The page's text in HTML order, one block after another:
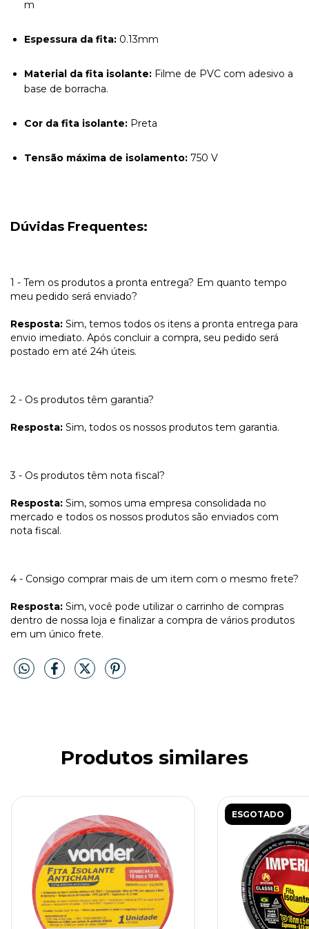
m
Espessura da fita: 0.13mm
Material da fita isolante: Filme de PVC com adesivo a
base de borracha.
Cor da fita isolante: Preta
Tensão máxima de isolamento: 750 V
Dúvidas Frequentes:
1 - Tem os produtos a pronta entrega? Em quanto tempo
meu pedido será enviado?
Resposta: Sim, temos todos os itens a pronta entrega para
envio imediato. Após concluir a compra, seu pedido será
postado em até 24h úteis.
2 - Os produtos têm garantia?
Resposta: Sim, todos os nossos produtos tem garantia.
3 - Os produtos têm nota fiscal?
Resposta: Sim, somos uma empresa consolidada no
mercado e todos os nossos produtos são enviados com
nota fiscal.
4 - Consigo comprar mais de um item com o mesmo frete?
Resposta: Sim, você pode utilizar o carrinho de compras
dentro de nossa loja e finalizar a compra de vários produtos
em um único frete.
Produtos similares
ESGOTADO